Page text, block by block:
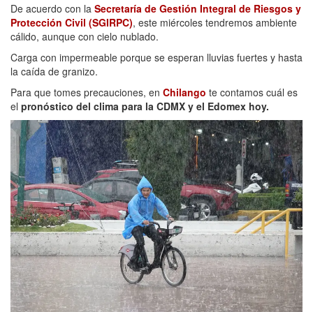
De acuerdo con la Secretaría de Gestión Integral de Riesgos y
Protección Civil (SGIRPC), este miércoles tendremos ambiente
cálido, aunque con cielo nublado.
Carga con impermeable porque se esperan lluvias fuertes y hasta
la caída de granizo.
Para que tomes precauciones, en Chilango te contamos cuál es
el pronóstico del clima para la CDMX y el Edomex hoy.